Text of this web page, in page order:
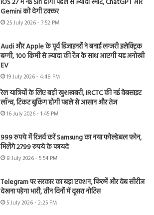
Gemini को देगी टक्कर
25 July 2026 - 7:52 PM
Audi और Apple के पूर्व डिजाइनरों ने बनाई लग्जरी इलेक्ट्रिक
बग्गी, 100 किमी से ज्यादा की रेंज के साथ आएगी यह अनोखी
EV
19 July 2026 - 4:48 PM
रेल यात्रियों के लिए बड़ी खुशखबरी, IRCTC की नई वेबसाइट
लॉन्च, टिकट बुकिंग होगी पहले से आसान और तेज
16 July 2026 - 1:45 PM
999 रुपये में रिजर्व करें Samsung का नया फोल्डेबल फोन,
मिलेंगे 2799 रुपये के फायदे
8 July 2026 - 5:54 PM
Telegram पर सरकार का बड़ा एक्शन, फिल्में और वेब सीरीज
देखना पड़ेगा भारी, तीन दिनों में दूसरा नोटिस
5 July 2026 - 2:25 PM